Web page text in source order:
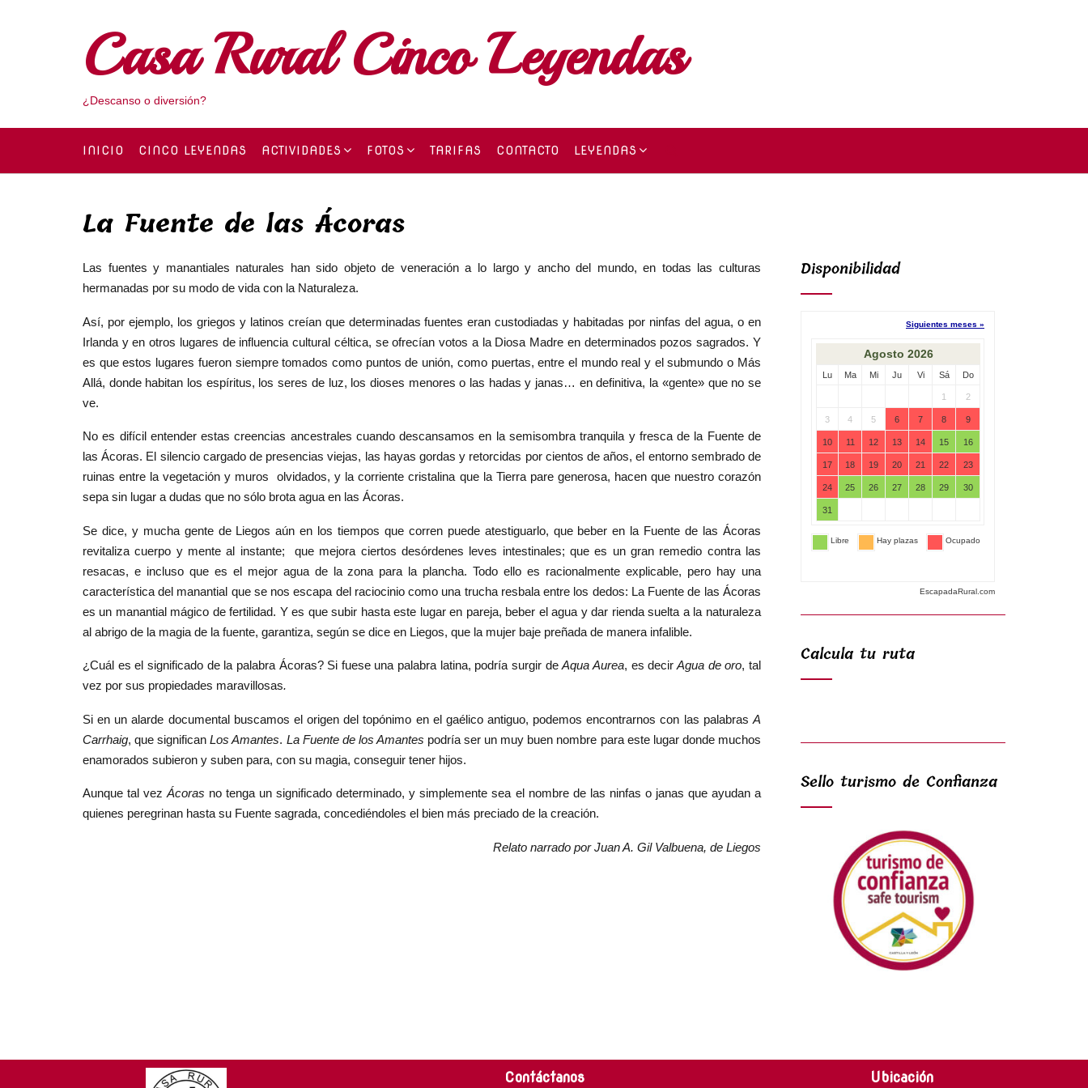
Casa Rural Cinco Leyendas
¿Descanso o diversión?
INICIO CINCO LEYENDAS ACTIVIDADES FOTOS TARIFAS CONTACTO LEYENDAS
La Fuente de las Ácoras
Las fuentes y manantiales naturales han sido objeto de veneración a lo largo y ancho del mundo, en todas las culturas
hermanadas por su modo de vida con la Naturaleza.
Así, por ejemplo, los griegos y latinos creían que determinadas fuentes eran custodiadas y habitadas por ninfas del agua, o en
Irlanda y en otros lugares de influencia cultural céltica, se ofrecían votos a la Diosa Madre en determinados pozos sagrados. Y
es que estos lugares fueron siempre tomados como puntos de unión, como puertas, entre el mundo real y el submundo o Más
Allá, donde habitan los espíritus, los seres de luz, los dioses menores o las hadas y janas… en definitiva, la «gente» que no se
ve.
No es difícil entender estas creencias ancestrales cuando descansamos en la semisombra tranquila y fresca de la Fuente de
las Ácoras. El silencio cargado de presencias viejas, las hayas gordas y retorcidas por cientos de años, el entorno sembrado de
ruinas entre la vegetación y muros olvidados, y la corriente cristalina que la Tierra pare generosa, hacen que nuestro corazón
sepa sin lugar a dudas que no sólo brota agua en las Ácoras.
Se dice, y mucha gente de Liegos aún en los tiempos que corren puede atestiguarlo, que beber en la Fuente de las Ácoras
revitaliza cuerpo y mente al instante; que mejora ciertos desórdenes leves intestinales; que es un gran remedio contra las
resacas, e incluso que es el mejor agua de la zona para la plancha. Todo ello es racionalmente explicable, pero hay una
característica del manantial que se nos escapa del raciocinio como una trucha resbala entre los dedos: La Fuente de las Ácoras
es un manantial mágico de fertilidad. Y es que subir hasta este lugar en pareja, beber el agua y dar rienda suelta a la naturaleza
al abrigo de la magia de la fuente, garantiza, según se dice en Liegos, que la mujer baje preñada de manera infalible.
¿Cuál es el significado de la palabra Ácoras? Si fuese una palabra latina, podría surgir deAqua Aurea, es decir Agua de oro, tal
vez por sus propiedades maravillosas.
Si en un alarde documental buscamos el origen del topónimo en el gaélico antiguo, podemos encontrarnos con las palabras A
Carrhaig, que significanLos Amantes. La Fuente de los Amantes podría ser un muy buen nombre para este lugar donde muchos
enamorados subieron y suben para, con su magia, conseguir tener hijos.
Aunque tal vezÁcoras no tenga un significado determinado, y simplemente sea el nombre de las ninfas o janas que ayudan a
quienes peregrinan hasta su Fuente sagrada, concediéndoles el bien más preciado de la creación.
Relato narrado por Juan A. Gil Valbuena, de Liegos
Disponibilidad
EscapadaRural.com
Calcula tu ruta
Sello turismo de Confianza
Contáctanos Ubicación